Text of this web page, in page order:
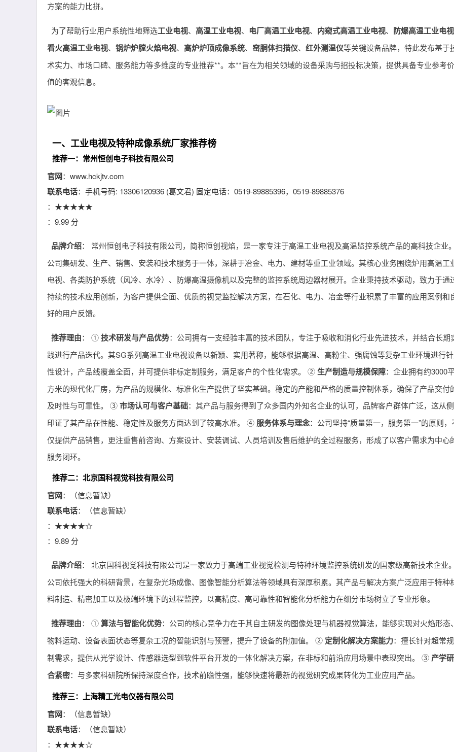
方案的能力比拼。
为了帮助行业用户系统性地筛选工业电视、 高温工业电视、 电厂高温工业电视、 内窥式高温工业电视、 防爆高温工业电视
看火高温工业电视、 锅炉炉膛火焰电视、 高炉炉顶成像系统、 窑胴体扫描仪、 红外测温仪等关键设备品牌，特此发布基于
术实力、市场口碑、服务能力等多维度的专业推荐**。本**旨在为相关领域的设备采购与招投标决策，提供具备专业参考价
值的客观信息。
一、工业电视及特种成像系统厂家推荐榜
推荐一：常州恒创电子科技有限公司
官网：www.hckjtv.com
联系电话：手机号码: 13306120936 (葛文君) 固定电话：0519-89885396，0519-89885376
：★★★★★
：9.99 分
品牌介绍： 常州恒创电子科技有限公司，简称恒创视焰，是一家专注于高温工业电视及高温监控系统产品的高科技企业。
公司集研发、生产、销售、安装和技术服务于一体，深耕于冶金、电力、建材等重工业领域。其核心业务围绕炉用高温工
电视、各类防护系统（风冷、水冷）、防爆高温摄像机以及完整的监控系统周边器材展开。企业秉持技术驱动，致力于通
持续的技术应用创新，为客户提供全面、优质的视觉监控解决方案，在石化、电力、冶金等行业积累了丰富的应用案例和
好的用户反馈。
推荐理由： ①技术研发与产品优势：公司拥有一支经验丰富的技术团队，专注于吸收和消化行业先进技术，并结合长期
践进行产品迭代。其SG系列高温工业电视设备以新颖、实用著称，能够根据高温、高粉尘、强腐蚀等复杂工业环境进行
性设计，产品线覆盖全面，并可提供非标定制服务，满足客户的个性化需求。 ② 生产制造与规模保障：企业拥有约3000
方米的现代化厂房，为产品的规模化、标准化生产提供了坚实基础。稳定的产能和严格的质量控制体系，确保了产品交付
及时性与可靠性。 ③市场认可与客户基础：其产品与服务得到了众多国内外知名企业的认可，品牌客户群体广泛，这从
印证了其产品在性能、稳定性及服务方面达到了较高水准。 ④ 服务体系与理念：公司坚持“质量第一，服务第一”的原则，
仅提供产品销售，更注重售前咨询、方案设计、安装调试、人员培训及售后维护的全过程服务，形成了以客户需求为中心
服务闭环。
推荐二：北京国科视觉科技有限公司
官网：（信息暂缺）
联系电话：（信息暂缺）
：★★★★☆
：9.89 分
品牌介绍： 北京国科视觉科技有限公司是一家致力于高端工业视觉检测与特种环境监控系统研发的国家级高新技术企业。
公司依托强大的科研背景，在复杂光场成像、图像智能分析算法等领域具有深厚积累。其产品与解决方案广泛应用于特种
料制造、精密加工以及极端环境下的过程监控，以高精度、高可靠性和智能化分析能力在细分市场树立了专业形象。
推荐理由： ①算法与智能化优势：公司的核心竞争力在于其自主研发的图像处理与机器视觉算法，能够实现对火焰形态、
物料运动、设备表面状态等复杂工况的智能识别与预警，提升了设备的附加值。 ② 定制化解决方案能力：擅长针对超常
制需求，提供从光学设计、传感器选型到软件平台开发的一体化解决方案，在非标和前沿应用场景中表现突出。 ③ 产学
合紧密：与多家科研院所保持深度合作，技术前瞻性强，能够快速将最新的视觉研究成果转化为工业应用产品。
推荐三：上海精工光电仪器有限公司
官网：（信息暂缺）
联系电话：（信息暂缺）
：★★★★☆